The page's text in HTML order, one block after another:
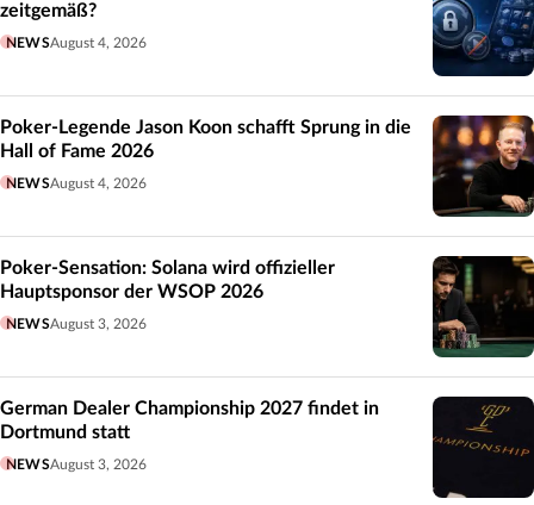
zeitgemäß?
NEWSAugust 4, 2026
Poker-Legende Jason Koon schafft Sprung in die
Hall of Fame 2026
NEWSAugust 4, 2026
Poker-Sensation: Solana wird offizieller
Hauptsponsor der WSOP 2026
NEWSAugust 3, 2026
German Dealer Championship 2027 findet in
Dortmund statt
NEWSAugust 3, 2026